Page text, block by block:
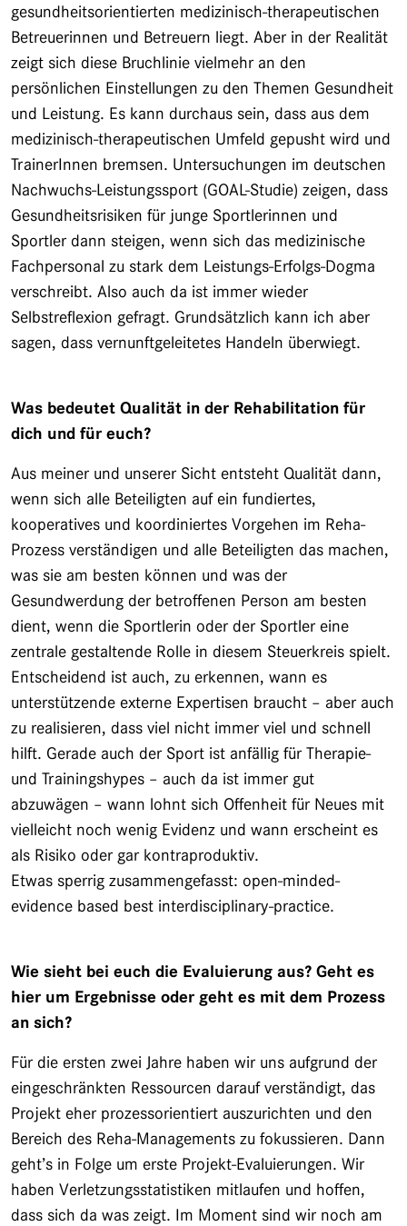
gesundheitsorientierten medizinisch-therapeutischen
Betreuerinnen und Betreuern liegt. Aber in der Realität
zeigt sich diese Bruchlinie vielmehr an den
persönlichen Einstellungen zu den Themen Gesundheit
und Leistung. Es kann durchaus sein, dass aus dem
medizinisch-therapeutischen Umfeld gepusht wird und
TrainerInnen bremsen. Untersuchungen im deutschen
Nachwuchs-Leistungssport (GOAL-Studie) zeigen, dass
Gesundheitsrisiken für junge Sportlerinnen und
Sportler dann steigen, wenn sich das medizinische
Fachpersonal zu stark dem Leistungs-Erfolgs-Dogma
verschreibt. Also auch da ist immer wieder
Selbstreflexion gefragt. Grundsätzlich kann ich aber
sagen, dass vernunftgeleitetes Handeln überwiegt.
Was bedeutet Qualität in der Rehabilitation für
dich und für euch?
Aus meiner und unserer Sicht entsteht Qualität dann,
wenn sich alle Beteiligten auf ein fundiertes,
kooperatives und koordiniertes Vorgehen im Reha-
Prozess verständigen und alle Beteiligten das machen,
was sie am besten können und was der
Gesundwerdung der betroffenen Person am besten
dient, wenn die Sportlerin oder der Sportler eine
zentrale gestaltende Rolle in diesem Steuerkreis spielt.
Entscheidend ist auch, zu erkennen, wann es
unterstützende externe Expertisen braucht – aber auch
zu realisieren, dass viel nicht immer viel und schnell
hilft. Gerade auch der Sport ist anfällig für Therapie-
und Trainingshypes – auch da ist immer gut
abzuwägen – wann lohnt sich Offenheit für Neues mit
vielleicht noch wenig Evidenz und wann erscheint es
als Risiko oder gar kontraproduktiv.
Etwas sperrig zusammengefasst: open-minded-
evidence based best interdisciplinary-practice.
Wie sieht bei euch die Evaluierung aus? Geht es
hier um Ergebnisse oder geht es mit dem Prozess
an sich?
Für die ersten zwei Jahre haben wir uns aufgrund der
eingeschränkten Ressourcen darauf verständigt, das
Projekt eher prozessorientiert auszurichten und den
Bereich des Reha-Managements zu fokussieren. Dann
geht’s in Folge um erste Projekt-Evaluierungen. Wir
haben Verletzungsstatistiken mitlaufen und hoffen,
dass sich da was zeigt. Im Moment sind wir noch am